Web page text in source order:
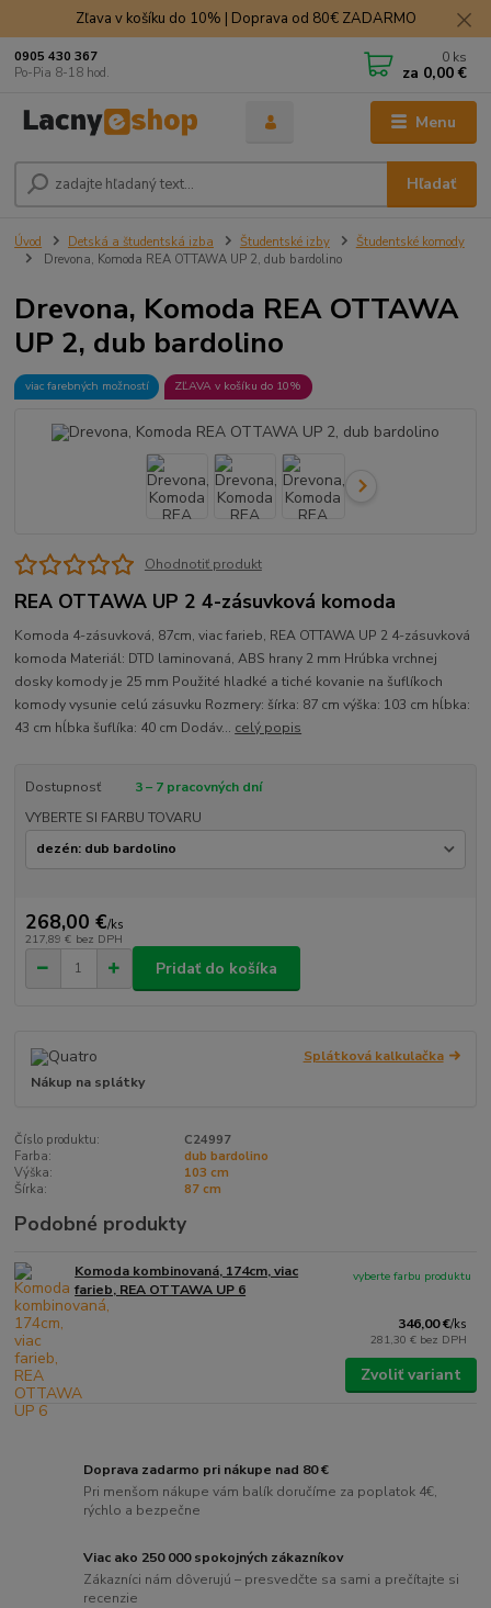
Zľava v košíku do 10% | Doprava od 80€ ZADARMO
Menu
Hľadať
0905 430 367
Po-Pia 8-18 hod.
0 ks
za 0,00 €
Úvod Detská a študentská izba Študentské izby
Študentské komody
Drevona, Komoda REA OTTAWA UP 2, dub bardolino
Drevona, Komoda REA OTTAWA
UP 2, dub bardolino
viac farebných možností ZĽAVA v košíku do 10%
Ohodnotiť produkt
REA OTTAWA UP 2 4-zásuvková komoda
Komoda 4-zásuvková, 87cm, viac farieb, REA OTTAWA UP 2 4-zásuvková
komoda Materiál: DTD laminovaná, ABS hrany 2 mm Hrúbka vrchnej
dosky komody je 25 mm Použité hladké a tiché kovanie na šuflíkoch
komody vysunie celú zásuvku Rozmery: šírka: 87 cm výška: 103 cm hĺbka:
43 cm hĺbka šuflíka: 40 cm Dodáv... celý popis
Dostupnosť
3 – 7 pracovných dní
VYBERTE SI FARBU TOVARU
268,00 €/ks
217,89 € bez DPH
Pridať do košíka
Splátková kalkulačka
Nákup na splátky
Číslo produktu:
C24997
Farba:
dub bardolino
Výška:
103 cm
Šírka:
87 cm
Podobné produkty
Komoda kombinovaná, 174cm, viac
farieb, REA OTTAWA UP 6
346,00 €/ks
281,30 € bez DPH
vyberte farbu produktu
Zvoliť variant
Doprava zadarmo pri nákupe nad 80 €
Pri menšom nákupe vám balík doručíme za poplatok 4€,
rýchlo a bezpečne
Viac ako 250 000 spokojných zákazníkov
Zákazníci nám dôverujú – presvedčte sa sami a prečítajte si
recenzie